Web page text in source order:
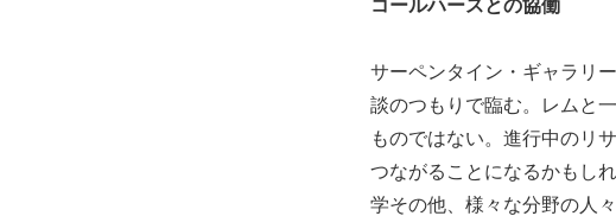
コールハースとの協働
サーペンタイン・ギャラリ
談のつもりで臨む。レムと
ものではない。進行中のリ
つながることになるかもし
学その他、様々な分野の人